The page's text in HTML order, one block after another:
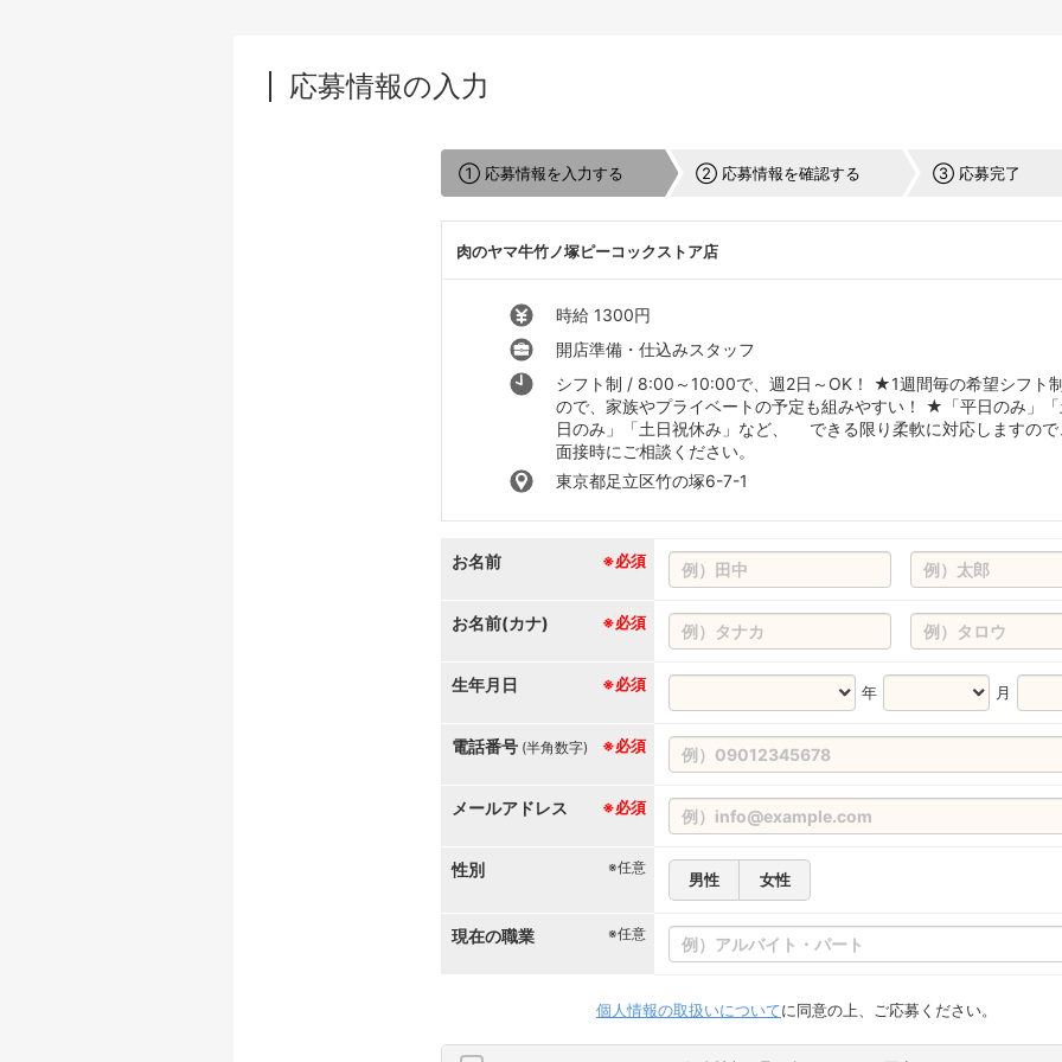
応募情報の入力
① 応募情報を入力する ② 応募情報を確認する ③ 応募完了
肉のヤマ牛竹ノ塚ピーコックストア店
時給 1300円
開店準備・仕込みスタッフ
シフト制 / 8:00～10:00で、週2日～OK！ ★1週間毎の希望シフト
ので、家族やプライベートの予定も組みやすい！ ★「平日のみ」
日のみ」「土日祝休み」など、 できる限り柔軟に対応しますので
面接時にご相談ください。
東京都足立区竹の塚6-7-1
お名前 ※必須
お名前(カナ) ※必須
生年月日 ※必須 年 月
電話番号 ※必須
(半角数字)
メールアドレス ※必須
性別 ※任意
男性 女性
現在の職業 ※任意
個人情報の取扱いについてに同意の上、ご応募ください。